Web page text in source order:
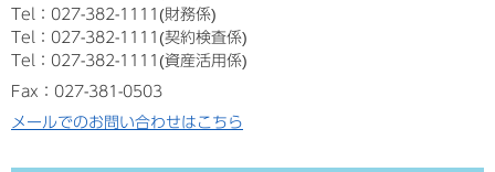
Tel：027-382-1111
財務係
Tel：027-382-1111
契約検査係
Tel：027-382-1111
資産活用係
Fax：027-381-0503
メールでのお問い合わせはこちら